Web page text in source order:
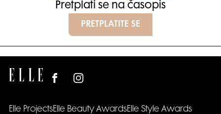
Pretplati se na časopis
PRETPLATITE SE
Elle ProjectsElle Beauty AwardsElle Style Awards